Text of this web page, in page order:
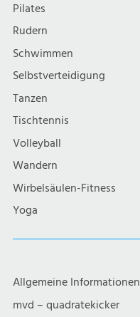
Pilates
Rudern
Schwimmen
Selbstverteidigung
Tanzen
Tischtennis
Volleyball
Wandern
Wirbelsäulen-Fitness
Yoga
Allgemeine Informationen
mvd – quadratekicker